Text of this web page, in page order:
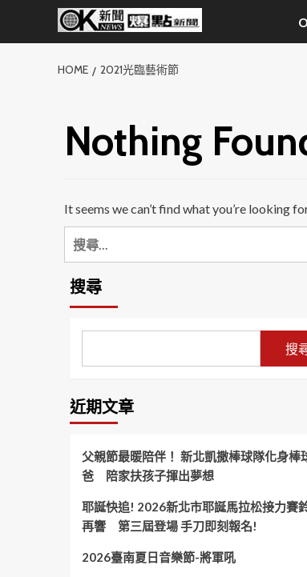
HOME 2021光臨藝術節
Nothing
It seems we can’t find what you’re looking
搜
尋
關
鍵
搜尋
搜
近期文章
父親節最暖陪伴！ 新北凱撒棒球隊化身棒
爸 陪家扶孩子揮出夢想
耶誕快追! 2026新北市耶誕馬拉松接力賽
再響 第三屆登場 手刀即刻報名!
2026臺南夏日音樂節-將軍吼